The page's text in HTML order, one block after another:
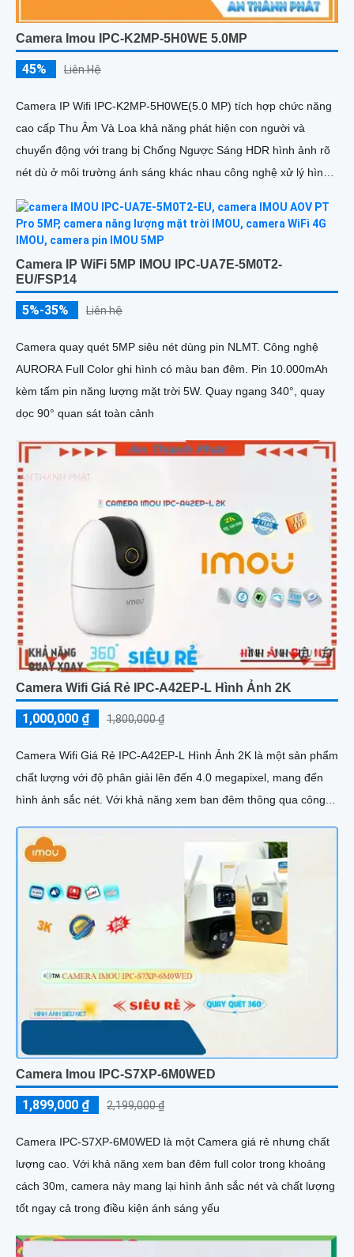
Camera Imou IPC-K2MP-5H0WE 5.0MP
45% Liên Hệ
Camera IP Wifi IPC-K2MP-5H0WE(5.0 MP) tích hợp chức năng
cao cấp Thu Âm Và Loa khả năng phát hiện con người và
chuyển động với trang bị Chống Ngược Sáng HDR hình ảnh rõ
nét dù ở môi trường ánh sáng khác nhau công nghệ xử lý hình
Camera IP WiFi 5MP IMOU IPC-UA7E-5M0T2-
EU/FSP14
5%-35% Liên hệ
Camera quay quét 5MP siêu nét dùng pin NLMT. Công nghệ
AURORA Full Color ghi hình có màu ban đêm. Pin 10.000mAh
kèm tấm pin năng lượng mặt trời 5W. Quay ngang 340°, quay
dọc 90° quan sát toàn cảnh
Camera Wifi Giá Rẻ IPC-A42EP-L Hình Ảnh 2K
1,000,000 ₫ 1,800,000 ₫
Camera Wifi Giá Rẻ IPC-A42EP-L Hình Ảnh 2K là một sản phẩm
chất lượng với độ phân giải lên đến 4.0 megapixel, mang đến
hình ảnh sắc nét. Với khả năng xem ban đêm thông qua công...
Camera Imou IPC-S7XP-6M0WED
1,899,000 ₫ 2,199,000 ₫
Camera IPC-S7XP-6M0WED là một Camera giá rẻ nhưng chất
lượng cao. Với khả năng xem ban đêm full color trong khoảng
cách 30m, camera này mang lại hình ảnh sắc nét và chất lượng
tốt ngay cả trong điều kiện ánh sáng yếu